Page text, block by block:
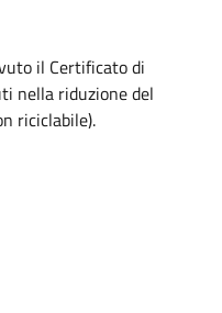
il Certificato di
nella riduzione del
riciclabile).